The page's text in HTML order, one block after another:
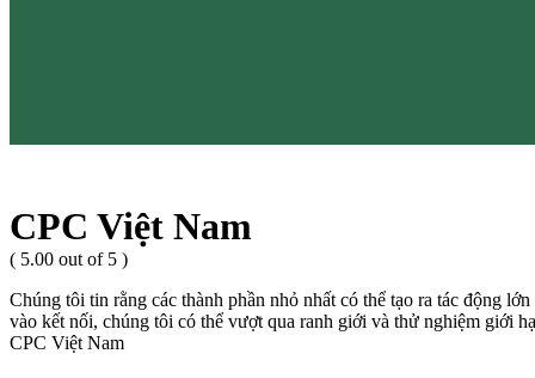
CPC Việt Nam
( 5.00 out of 5 )
Chúng tôi tin rằng các thành phần nhỏ nhất có thể tạo ra tác động
vào kết nối, chúng tôi có thể vượt qua ranh giới và thử nghiệm giới
CPC Việt Nam